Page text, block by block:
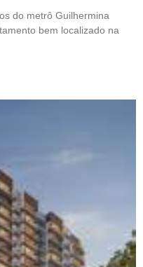
do metrô Guilhermina
bem localizado na